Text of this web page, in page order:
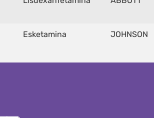
Esketamina JOHNSON